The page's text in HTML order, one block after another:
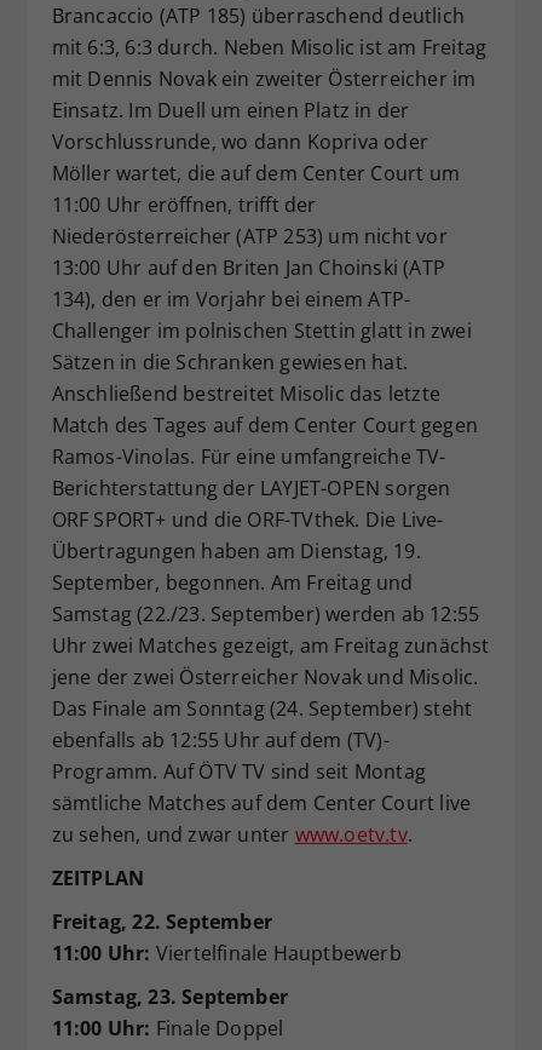
Brancaccio (ATP 185) überraschend deutlich
mit 6:3, 6:3 durch. Neben Misolic ist am Freitag
mit Dennis Novak ein zweiter Österreicher im
Einsatz. Im Duell um einen Platz in der
Vorschlussrunde, wo dann Kopriva oder
Möller wartet, die auf dem Center Court um
11:00 Uhr eröffnen, trifft der
Niederösterreicher (ATP 253) um nicht vor
13:00 Uhr auf den Briten Jan Choinski (ATP
134), den er im Vorjahr bei einem ATP-
Challenger im polnischen Stettin glatt in zwei
Sätzen in die Schranken gewiesen hat.
Anschließend bestreitet Misolic das letzte
Match des Tages auf dem Center Court gegen
Ramos-Vinolas. Für eine umfangreiche TV-
Berichterstattung der LAYJET-OPEN sorgen
ORF SPORT+ und die ORF-TVthek. Die Live-
Übertragungen haben am Dienstag, 19.
September, begonnen. Am Freitag und
Samstag (22./23. September) werden ab 12:55
Uhr zwei Matches gezeigt, am Freitag zunächst
jene der zwei Österreicher Novak und Misolic.
Das Finale am Sonntag (24. September) steht
ebenfalls ab 12:55 Uhr auf dem (TV)-
Programm. Auf ÖTV TV sind seit Montag
sämtliche Matches auf dem Center Court live
zu sehen, und zwar unter www.oetv.tv.
ZEITPLAN
Freitag, 22. September
11:00 Uhr: Viertelfinale Hauptbewerb
Samstag, 23. September
11:00 Uhr: Finale Doppel